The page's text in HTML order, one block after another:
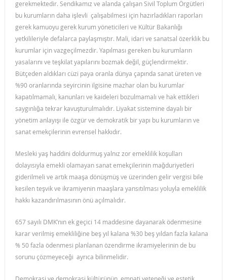
gerekmektedir. Sendikamız ve alanda çalışan Sivil Toplum Örgütleri
bu kurumların daha işlevli çalışabilmesi için hazırladıkları raporları
gerek kamuoyu gerek kurum yöneticileri ve Kültür Bakanlığı
yetkilileriyle defalarca paylaşmıştır. Mali, idari ve sanatsal özerklik bu
kurumlar için vazgeçilmezdir. Yapılması gereken bu kurumların
yasalarını ve teşkilat yapılarını bozmak değil, güçlendirmektir.
Bütçeden aldıkları cüzi paya oranla dünya çapında sanat üreten ve
%90 oranlarında seyircinin ilgisine mazhar olan bu kurumlar
kapatılmamalı, kanunları ve kaideleri bozulmamalı ve hak ettikleri
saygınlığa tekrar kavuşturulmalıdır. Liyakat sistemine dayalı bir
yönetim anlayışı ile özgür ve demokratik bir yapı bu kurumların ve
sanat emekçilerinin evrensel hakkıdır.
Mesleki yaş haddini doldurmuş yalnız zor emeklilik koşulları
dolayısıyla emekli olamayan sanat emekçilerinin mağduriyetleri
giderilmeli ve artık maaşa dönüşmüş ve üzerinden gelir vergisi bile
kesilen teşvik ve ikramiyenin maaşlara yansıtılması yoluyla emeklilik
hakkı kazandırılmasının önü açılmalıdır.
657 sayılı DMK’nın ek geçici 14 maddesine dayanarak ödenmesine
karar verilmiş emekliliğine beş yıl kalana %30 beş yıldan fazla kalana
% 50 fazla ödenmesi planlanan özendirme ikramiyelerinin de bu
sorunu çözmeyeceği ayrıca bilinmelidir.